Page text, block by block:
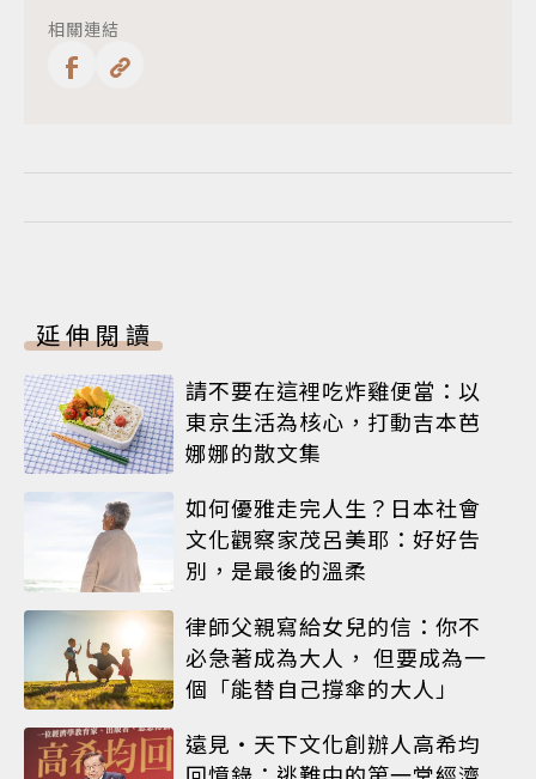
相關連結
延伸閱讀
請不要在這裡吃炸雞便當：以
東京生活為核心，打動吉本芭
娜娜的散文集
如何優雅走完人生？日本社會
文化觀察家茂呂美耶：好好告
別，是最後的溫柔
律師父親寫給女兒的信：你不
必急著成為大人， 但要成為一
個「能替自己撐傘的大人」
遠見‧天下文化創辦人高希均